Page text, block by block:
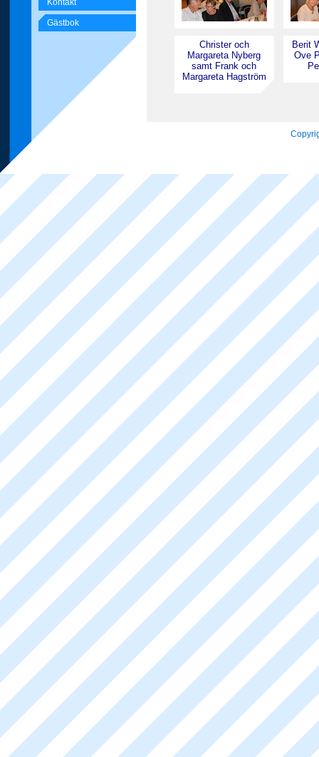
Kontakt
Gästbok
Christer och
Margareta Nyberg
samt Frank och
Margareta Hagström
Berit
Ove